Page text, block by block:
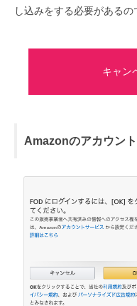
し込みをする必要があるの
キャン
Amazonのアカウン